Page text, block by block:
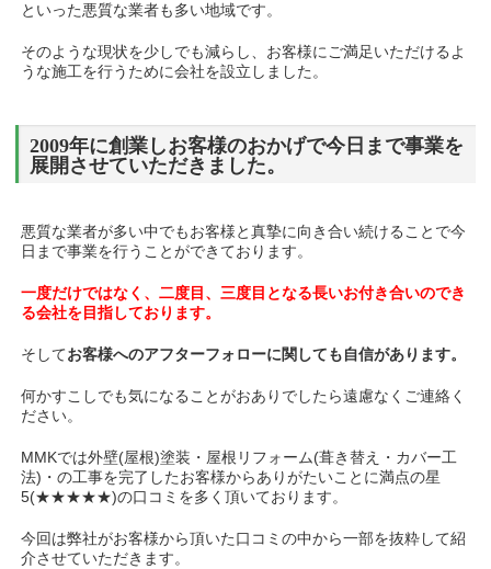
といった悪質な業者も多い地域です。
そのような現状を少しでも減らし、お客様にご満足いただけるよ
うな施工を行うために会社を設立しました。
2009年に創業しお客様のおかげで今日まで事業を
展開させていただきました。
悪質な業者が多い中でもお客様と真摯に向き合い続けることで今
日まで事業を行うことができております。
一度だけではなく、二度目、三度目となる長いお付き合いのでき
る会社を目指しております。
そしてお客様へのアフターフォローに関しても自信があります。
何かすこしでも気になることがおありでしたら遠慮なくご連絡く
ださい。
MMKでは外壁(屋根)塗装・屋根リフォーム(葺き替え・カバー工
法)・の工事を完了したお客様からありがたいことに満点の星
5(★★★★★)の口コミを多く頂いております。
今回は弊社がお客様から頂いた口コミの中から一部を抜粋して紹
介させていただきます。